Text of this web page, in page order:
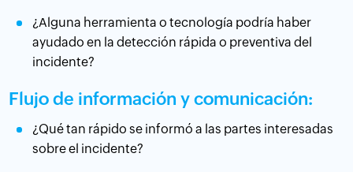
¿Alguna herramienta o tecnología podría haber
ayudado en la detección rápida o preventiva del
incidente?
Flujo de información y comunicación:
¿Qué tan rápido se informó a las partes interesadas
sobre el incidente?